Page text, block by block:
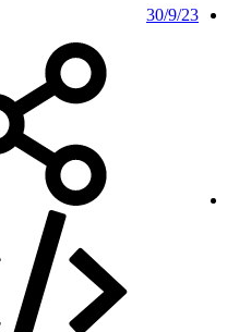
30/9/23